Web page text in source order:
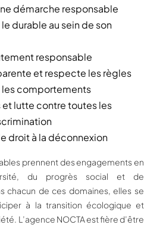
démarche responsable
durable au sein de son
responsable
et respecte les règles
les comportements
lutte contre toutes les
droit à la déconnexion
prennent des engagements en
du progrès social et de
chacun de ces domaines, elles se
à la transition écologique et
L’agence NOCTA est fière d’être